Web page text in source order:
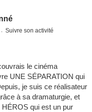
Suivre son activité
le cinéma
UNE SÉPARATION qui
je suis ce réalisateur
à sa dramaturgie, et
qui est un pur